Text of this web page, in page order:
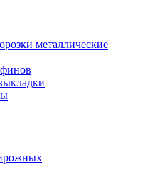
металлические